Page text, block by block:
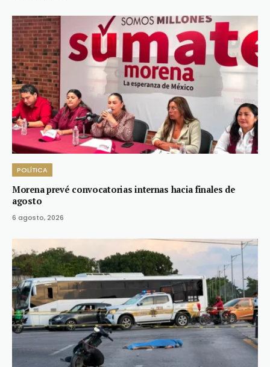
POLÍTICA
Morena prevé convocatorias internas hacia finales de
agosto
6 agosto, 2026